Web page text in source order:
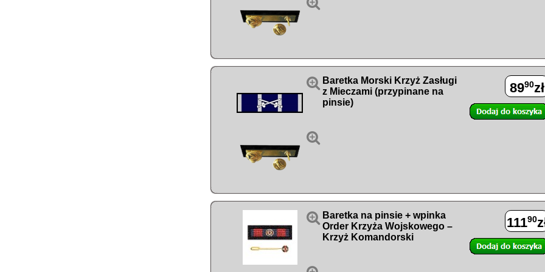


Baretka Morski Krzyż Zasługi
z Mieczami (przypinane na
pinsie)
8990zł
 Baretka na pinsie + wpinka
Order Krzyża Wojskowego –
Krzyż Komandorski
11190